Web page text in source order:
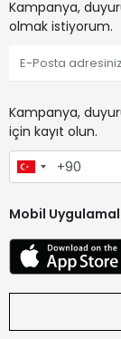
Kampanya,
olmak istiyorum.
Kampanya,
için kayıt olun.
Mobil